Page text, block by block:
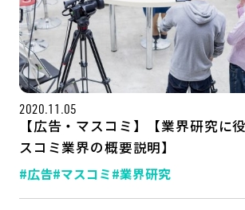
サイトマップ
公式SNSはこちら
2020.11.05
【広告・マスコミ】【業界研究に
スコミ業界の概要説明】
#広告#マスコミ#業界研究